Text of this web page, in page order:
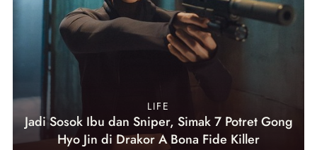
LIFE
Jadi Sosok Ibu dan Sniper, Simak 7 Potret Gong
Hyo Jin di Drakor A Bona Fide Killer